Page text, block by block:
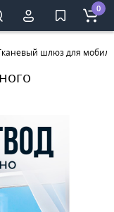
0
шлюз для